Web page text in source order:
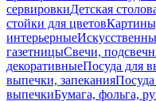
сервировкиДетская
стойки для цветов
интерьерные
газетницыСвечи,
декоративныеПосуда для
выпечки, запеканияПосуда
выпечкиБумага, фольга,